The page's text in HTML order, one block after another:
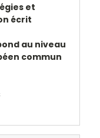
et
écrit
au niveau
commun